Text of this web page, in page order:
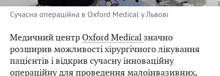
Сучасна операційна в Oxford Medical у Львові
Медичний центр Oxford Medical значно
розширив можливості хірургічного лікування
пацієнтів і відкрив сучасну інноваційну
операційну для проведення малоінвазивних,